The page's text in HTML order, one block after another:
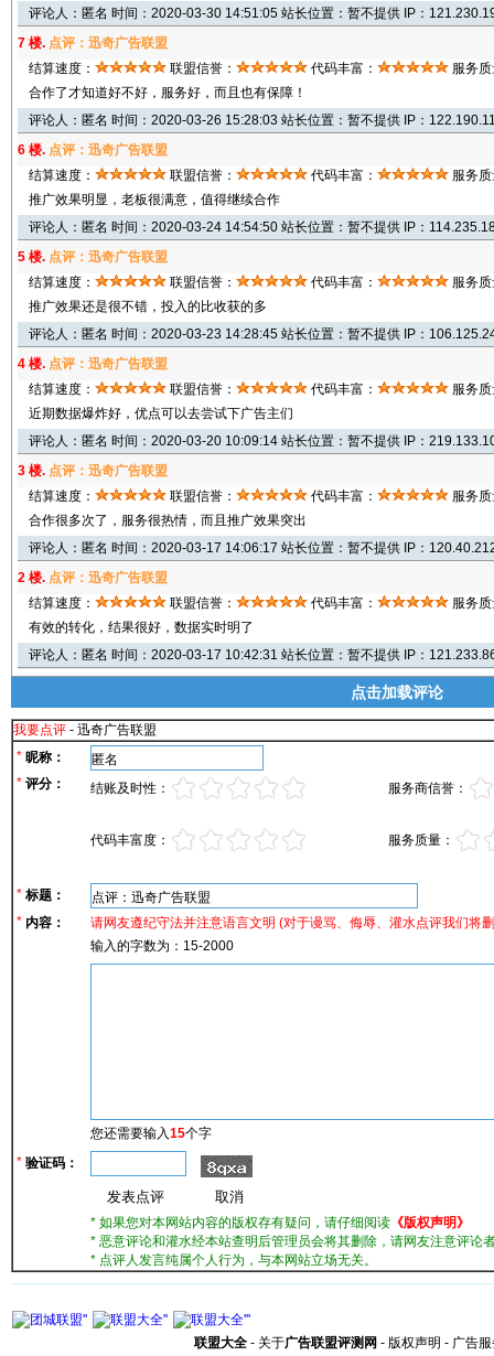
评论人：匿名 时间：2020-03-30 14:51:05 站长位置：暂不提供 IP：
7 楼. 点评：迅奇广告联盟
结算速度：
联盟信誉： 代码丰富：
服务
合作了才知道好不好，服务好，而且也有保障！
评论人：匿名 时间：2020-03-26 15:28:03 站长位置：暂不提供 IP：
6 楼. 点评：迅奇广告联盟
结算速度：
联盟信誉： 代码丰富：
服务
推广效果明显，老板很满意，值得继续合作
评论人：匿名 时间：2020-03-24 14:54:50 站长位置：暂不提供 IP：
5 楼. 点评：迅奇广告联盟
结算速度：
联盟信誉： 代码丰富：
服务
推广效果还是很不错，投入的比收获的多
评论人：匿名 时间：2020-03-23 14:28:45 站长位置：暂不提供 IP：
4 楼. 点评：迅奇广告联盟
结算速度：
联盟信誉： 代码丰富：
服务
近期数据爆炸好，优点可以去尝试下广告主们
评论人：匿名 时间：2020-03-20 10:09:14 站长位置：暂不提供 IP：
3 楼. 点评：迅奇广告联盟
结算速度：
联盟信誉： 代码丰富：
服务
合作很多次了，服务很热情，而且推广效果突出
评论人：匿名 时间：2020-03-17 14:06:17 站长位置：暂不提供 IP：
2 楼. 点评：迅奇广告联盟
结算速度：
联盟信誉： 代码丰富：
服务
有效的转化，结果很好，数据实时明了
评论人：匿名 时间：2020-03-17 10:42:31 站长位置：暂不提供 IP：
点击加载评论
我要点评 - 迅奇广告联盟
* 昵称：
* 评分： 结账及时性： 服务商信誉：
代码丰富度： 服务质量：
* 标题：
* 内容：
请网友遵纪守法并注意语言文明 (对于谩骂、侮辱、灌水点评我们将
输入的字数为：15-2000
您还需要输入15个字
* 验证码：
* 如果您对本网站内容的版权存有疑问，请仔细阅读 《版权声明》
* 恶意评论和灌水经本站查明后管理员会将其删除，请网友注意评论
* 点评人发言纯属个人行为，与本网站立场无关。
联盟大全 - 关于广告联盟评测网 - 版权声明 - 广告